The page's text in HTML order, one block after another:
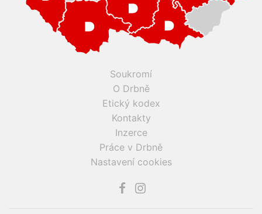
Soukromí
O Drbně
Etický kodex
Kontakty
Inzerce
Práce v Drbně
Nastavení cookies